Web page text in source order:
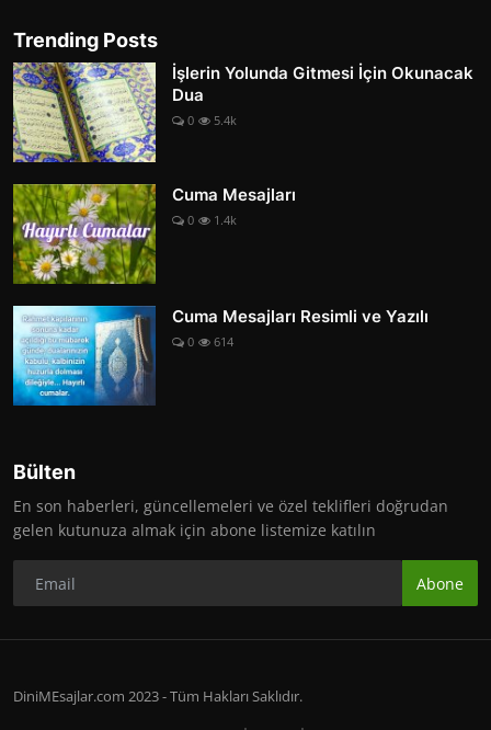
Trending Posts
İşlerin Yolunda Gitmesi İçin Okunacak
Dua
0 5.4k
Cuma Mesajları
0 1.4k
Cuma Mesajları Resimli ve Yazılı
0 614
Bülten
En son haberleri, güncellemeleri ve özel teklifleri doğrudan
gelen kutunuza almak için abone listemize katılın
Abone
DiniMEsajlar.com 2023 - Tüm Hakları Saklıdır.